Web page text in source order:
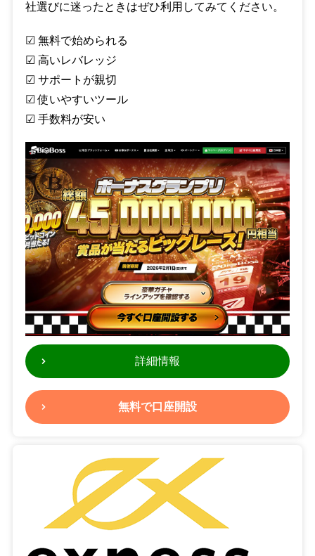
社選びに迷ったときはぜひ利用してみてください。
☑︎ 無料で始められる
☑︎ 高いレバレッジ
☑︎ サポートが親切
☑︎ 使いやすいツール
☑︎ 手数料が安い
詳細情報
無料で口座開設